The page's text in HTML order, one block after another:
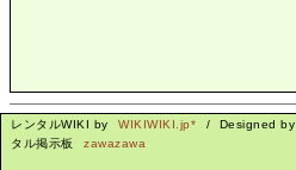
レンタルWIKI by WIKIWIKI.jp* / Designed by
タル掲示板
zawazawa